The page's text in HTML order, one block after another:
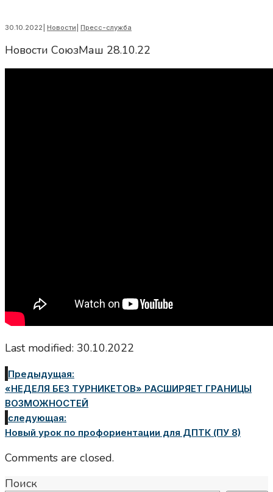
30.10.2022 Новости Пресс-служба
Новости СоюзМаш 28.10.22
Last modified: 30.10.2022
Предыдущая:
«НЕДЕЛЯ БЕЗ ТУРНИКЕТОВ» РАСШИРЯЕТ ГРАНИЦЫ
ВОЗМОЖНОСТЕЙ
следующая:
Новый урок по профориентации для ДПТК (ПУ 8)
Comments are closed.
Поиск